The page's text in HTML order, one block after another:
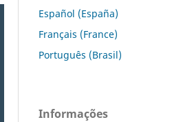
Español (España)
Français (France)
Português (Brasil)
Informações